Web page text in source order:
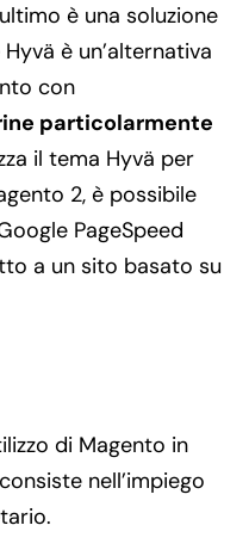
è una soluzione
è un’alternativa
con
particolarmente
il tema Hyvä per
2, è possibile
PageSpeed
a un sito basato su
di Magento in
nell’impiego